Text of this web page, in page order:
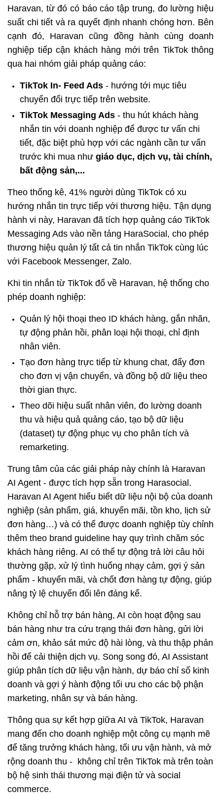
Haravan, từ đó có báo cáo tập trung, đo lường hiệu
suất chi tiết và ra quyết định nhanh chóng hơn. Bên
cạnh đó, Haravan cũng đồng hành cùng doanh
nghiệp tiếp cận khách hàng mới trên TikTok thông
qua hai nhóm giải pháp quảng cáo:
TikTok In- Feed Ads - hướng tới mục tiêu
chuyển đổi trực tiếp trên website.
TikTok Messaging Ads - thu hút khách hàng
nhắn tin với doanh nghiệp để được tư vấn chi
tiết, đặc biệt phù hợp với các ngành cần tư vấn
trước khi mua như giáo dục, dịch vụ, tài chính,
bất động sản,...
Theo thống kê, 41% người dùng TikTok có xu
hướng nhắn tin trực tiếp với thương hiệu. Tận dụng
hành vi này, Haravan đã tích hợp quảng cáo TikTok
Messaging Ads vào nền tảng HaraSocial, cho phép
thương hiệu quản lý tất cả tin nhắn TikTok cùng lúc
với Facebook Messenger, Zalo.
Khi tin nhắn từ TikTok đổ về Haravan, hệ thống cho
phép doanh nghiệp:
Quản lý hội thoại theo ID khách hàng, gắn nhãn,
tự động phản hồi, phân loại hội thoại, chỉ định
nhân viên.
Tạo đơn hàng trực tiếp từ khung chat, đẩy đơn
cho đơn vị vận chuyển, và đồng bộ dữ liệu theo
thời gian thực.
Theo dõi hiệu suất nhân viên, đo lường doanh
thu và hiệu quả quảng cáo, tạo bộ dữ liệu
(dataset) tự động phục vụ cho phân tích và
remarketing.
Trung tâm của các giải pháp này chính là Haravan
AI Agent - được tích hợp sẵn trong Harasocial.
Haravan AI Agent hiểu biết dữ liệu nội bộ của doanh
nghiệp (sản phẩm, giá, khuyến mãi, tồn kho, lịch sử
đơn hàng…) và có thể được doanh nghiệp tùy chỉnh
thêm theo brand guideline hay quy trình chăm sóc
khách hàng riêng. AI có thể tự động trả lời câu hỏi
thường gặp, xử lý tình huống nhạy cảm, gợi ý sản
phẩm - khuyến mãi, và chốt đơn hàng tự động, giúp
nâng tỷ lệ chuyển đổi lên đáng kể.
Không chỉ hỗ trợ bán hàng, AI còn hoạt động sau
bán hàng như tra cứu trạng thái đơn hàng, gửi lời
cảm ơn, khảo sát mức độ hài lòng, và thu thập phản
hồi để cải thiện dịch vụ. Song song đó, AI Assistant
giúp phân tích dữ liệu vận hành, dự báo chỉ số kinh
doanh và gợi ý hành động tối ưu cho các bộ phận
marketing, nhân sự và bán hàng.
Thông qua sự kết hợp giữa AI và TikTok, Haravan
mang đến cho doanh nghiệp một công cụ mạnh mẽ
để tăng trưởng khách hàng, tối ưu vận hành, và mở
rộng doanh thu -  không chỉ trên TikTok mà trên toàn
bộ hệ sinh thái thương mại điện tử và social
commerce.